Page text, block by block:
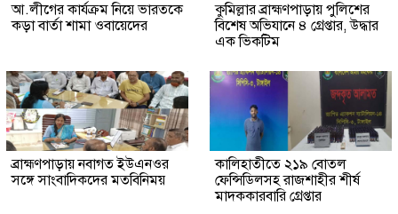
আ.লীগের কার্যক্রম নিয়ে ভারতকে
কড়া বার্তা শামা ওবায়েদের
কুমিল্লার ব্রাহ্মণপাড়ায় পুলিশের
বিশেষ অভিযানে ৪ গ্রেপ্তার, উদ্ধার
এক ভিকটিম
ব্রাহ্মণপাড়ায় নবাগত ইউএনওর
সঙ্গে সাংবাদিকদের মতবিনিময়
কালিহাতীতে ২১৯ বোতল
ফেন্সিডিলসহ রাজশাহীর শীর্ষ
মাদককারবারি গ্রেপ্তার